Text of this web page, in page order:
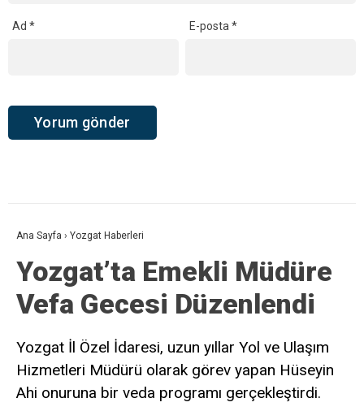
Ad * E-posta*
Ana Sayfa › Yozgat Haberleri
Yozgat’ta Emekli Müdüre
Vefa Gecesi Düzenlendi
Yozgat İl Özel İdaresi, uzun yıllar Yol ve Ulaşım
Hizmetleri Müdürü olarak görev yapan Hüseyin
Ahi onuruna bir veda programı gerçekleştirdi.